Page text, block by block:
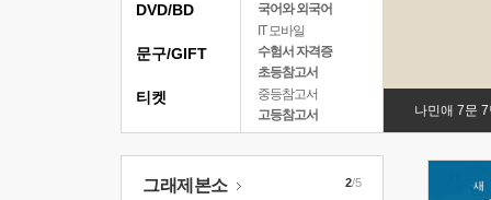
국어와 외국어
IT 모바일
수험서 자격증
초등참고서
중등참고서
고등참고서
나민애 7문
DVD/BD
문구/GIFT
티켓
그래제본소 2/5